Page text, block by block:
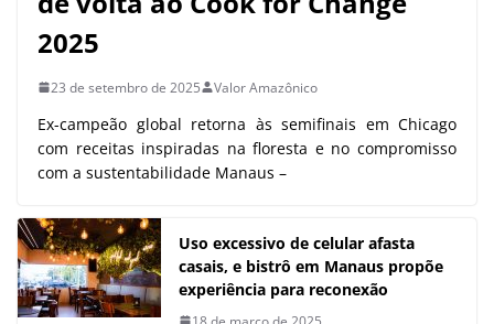
2025
23 de setembro de 2025 Valor Amazônico
Ex-campeão global retorna às semifinais em Chicago
com receitas inspiradas na floresta e no compromisso
com a sustentabilidade Manaus –
Uso excessivo de celular afasta
casais, e bistrô em Manaus propõe
experiência para reconexão